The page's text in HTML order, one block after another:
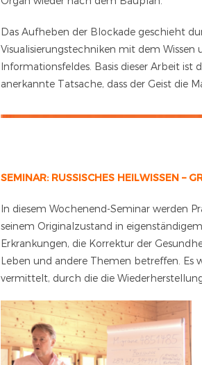
Das Aufheben der Blockade geschieht
Visualisierungstechniken mit dem Wissen
Informationsfeldes. Basis dieser Arbeit ist
anerkannte Tatsache, dass der Geist die
SEMINAR: RUSSISCHES HEILWISSEN –
In diesem Wochenend-Seminar werden
seinem Originalzustand in
Erkrankungen, die Korrektur der
Leben und andere Themen betreffen.
vermittelt, durch die die